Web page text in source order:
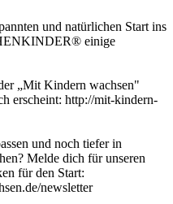
und natürlichen Start ins
einige
„Mit Kindern wachsen"
erscheint: http://mit-kindern-
und noch tiefer in
Melde dich für unseren
für den Start:
newsletter